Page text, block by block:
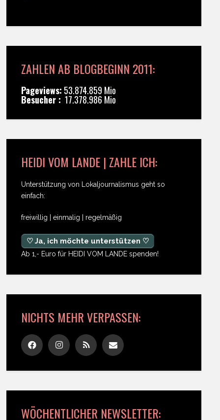
ZAHLEN AB BLOGBEGINN 2011:
Pageviews: 53.874.859 Mio
Besucher : 17.378.986 Mio
HEIDI VOM LANDE | ZAHLE ICH:
Unterstützung von Lokaljournalismus geht so
einfach:
freiwillig | einmalig | regelmäßig
♡ Ja, ich möchte unterstützen ♡
Ab 1,- Euro für HEIDI VOM LANDE spenden!
NICHTS MEHR VERPASSEN:
WÖCHENTLICHER NEWSLETTER: